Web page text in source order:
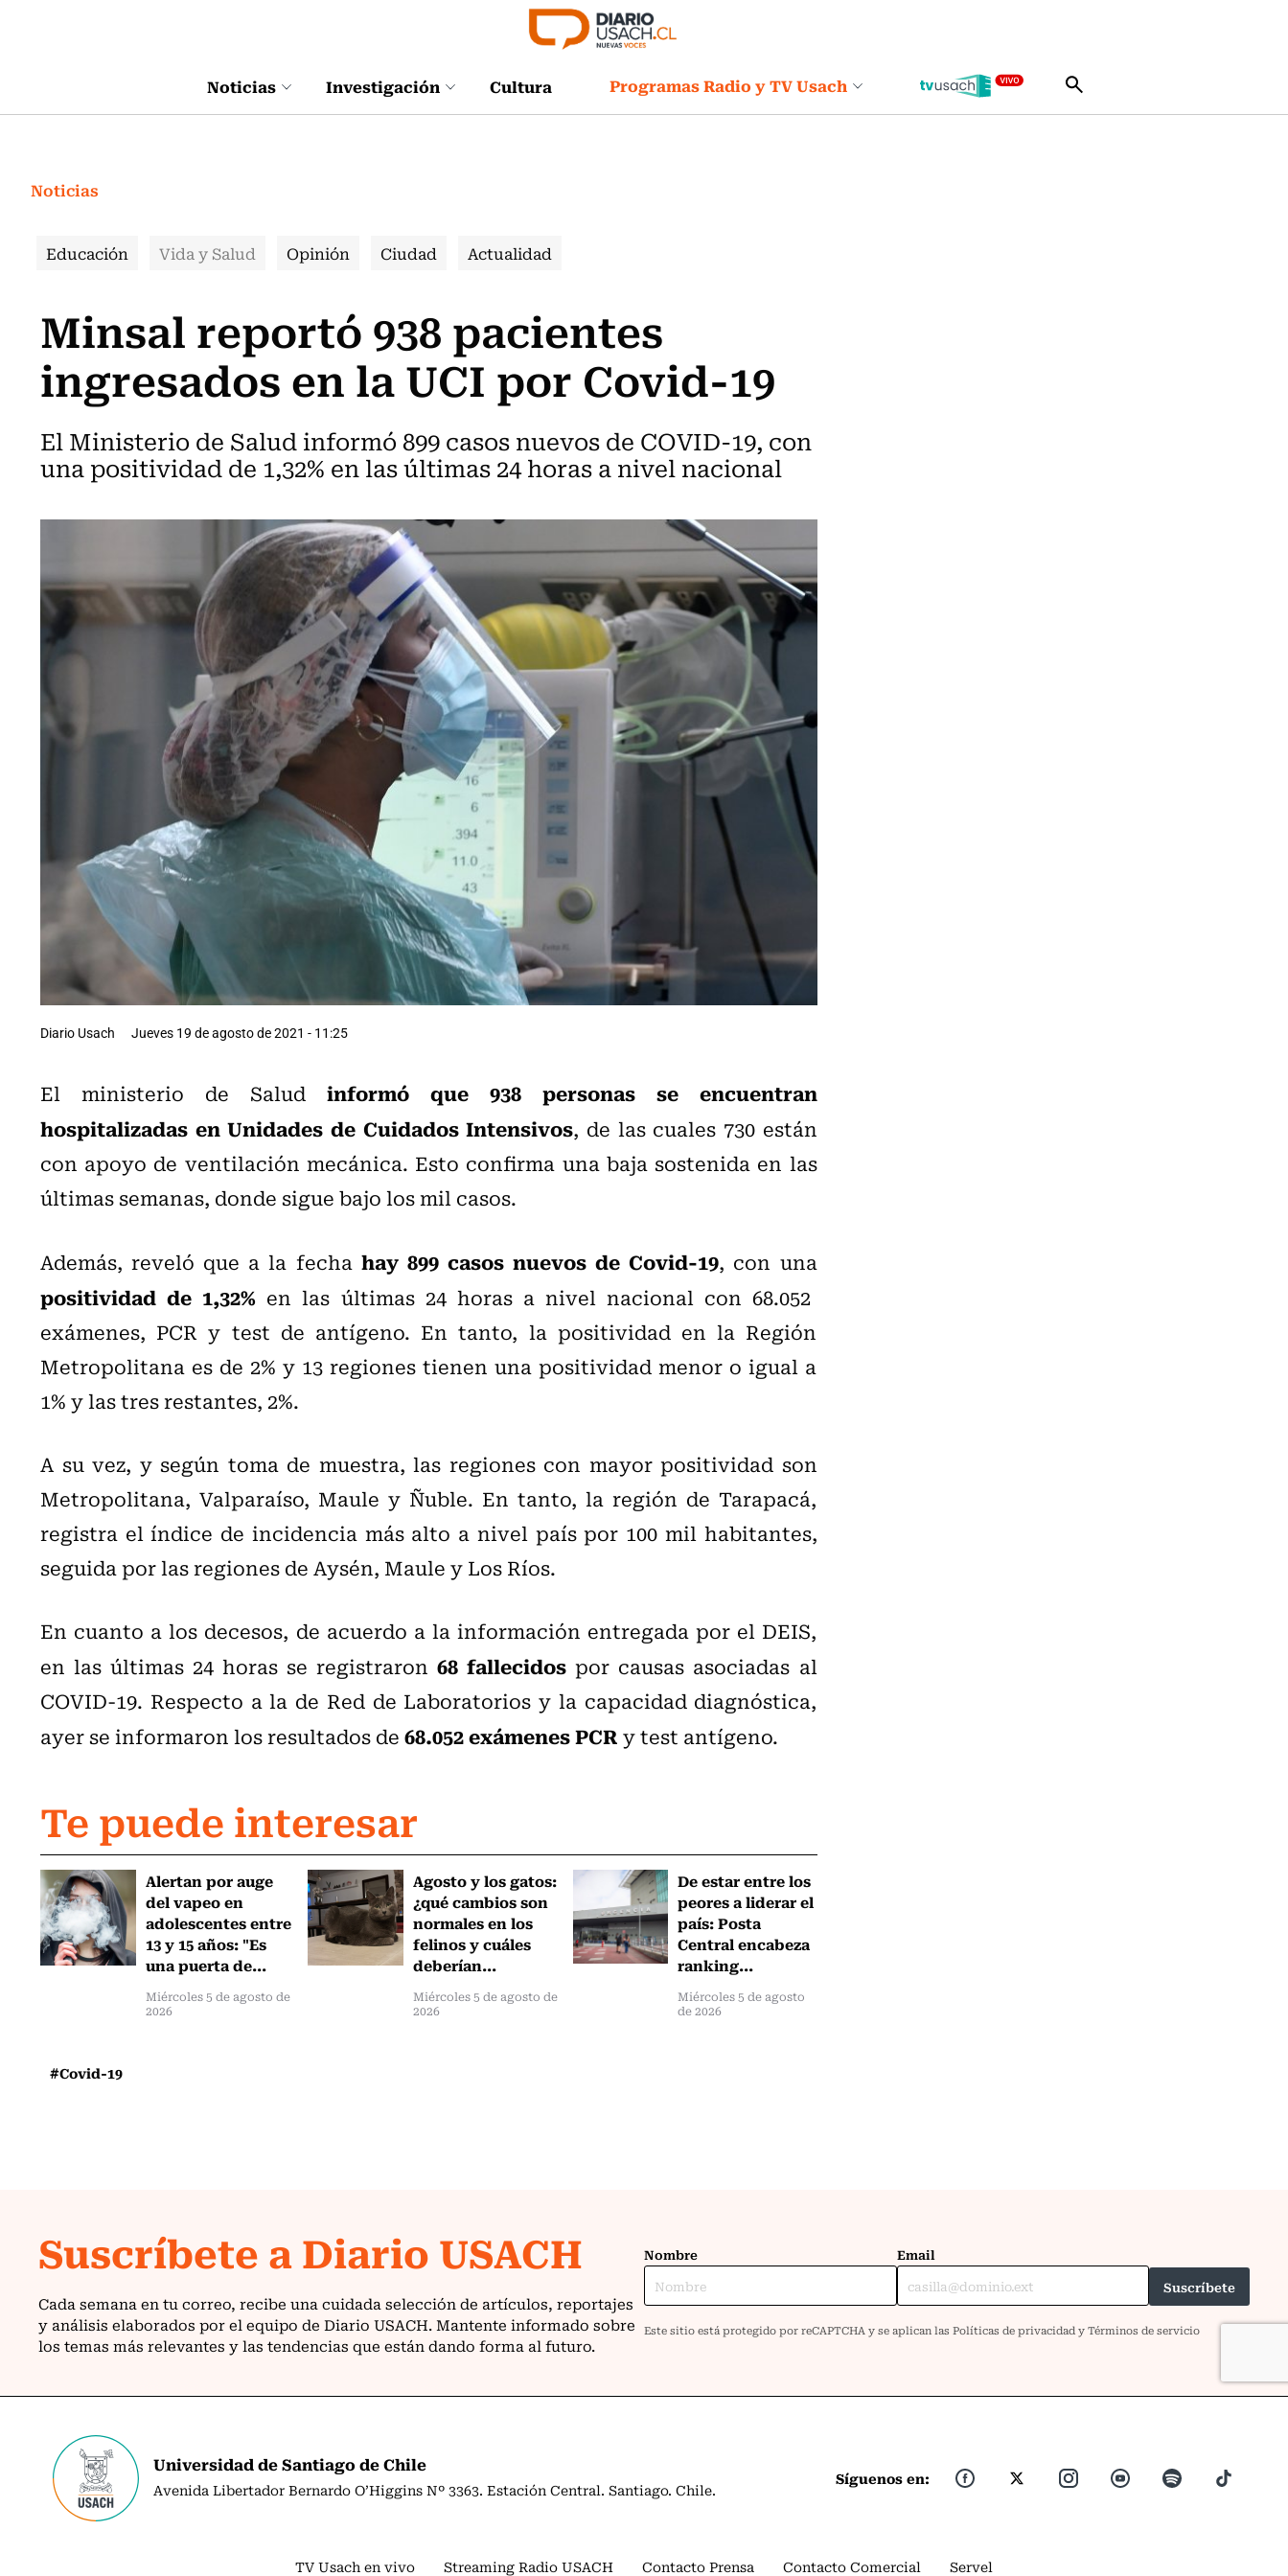
Noticias Investigación Cultura Programas Radio y TV Usach
Noticias
Educación Vida y Salud Opinión Ciudad Actualidad
Minsal reportó 938 pacientes
ingresados en la UCI por Covid-19
El Ministerio de Salud informó 899 casos nuevos de COVID-19, con
una positividad de 1,32% en las últimas 24 horas a nivel nacional
Diario Usach Jueves 19 de agosto de 2021 - 11:25
El ministerio de Saludinformó que 938 personas se encuentran
hospitalizadas en Unidades de Cuidados Intensivos, de las cuales 730 están
con apoyo de ventilación mecánica. Esto confirma una baja sostenida en las
últimas semanas, donde sigue bajo los mil casos.
Además, reveló que a la fecha hay 899 casos nuevos de Covid-19, con una
positividad de 1,32% en las últimas 24 horas a nivel nacional con 68.052
exámenes, PCR y test de antígeno. En tanto, la positividad en la Región
Metropolitana es de 2% y 13 regiones tienen una positividad menor o igual a
1% y las tres restantes, 2%.
A su vez, y según toma de muestra, las regiones con mayor positividad son
Metropolitana, Valparaíso, Maule y Ñuble. En tanto, la región de Tarapacá,
registra el índice de incidencia más alto a nivel país por 100 mil habitantes,
seguida por las regiones de Aysén, Maule y Los Ríos.
En cuanto a los decesos, de acuerdo a la información entregada por el DEIS,
en las últimas 24 horas se registraron68 fallecidos por causas asociadas al
COVID-19. Respecto a la de Red de Laboratorios y la capacidad diagnóstica,
ayer se informaron los resultados de68.052 exámenes PCRy test antígeno.
Te puede interesar
Alertan por auge
del vapeo en
adolescentes entre
13 y 15 años: "Es
una puerta de...
Miércoles 5 de agosto de
2026
Agosto y los gatos:
¿qué cambios son
normales en los
felinos y cuáles
deberían...
Miércoles 5 de agosto de
2026
De estar entre los
peores a liderar el
país: Posta
Central encabeza
ranking...
Miércoles 5 de agosto
de 2026
#Covid-19
Universidad de Santiago de Chile
Avenida Libertador Bernardo O’Higgins Nº 3363. Estación Central. Santiago. Chile.
Síguenos en:
TV Usach en vivo Streaming Radio USACH Contacto Prensa Contacto Comercial Servel